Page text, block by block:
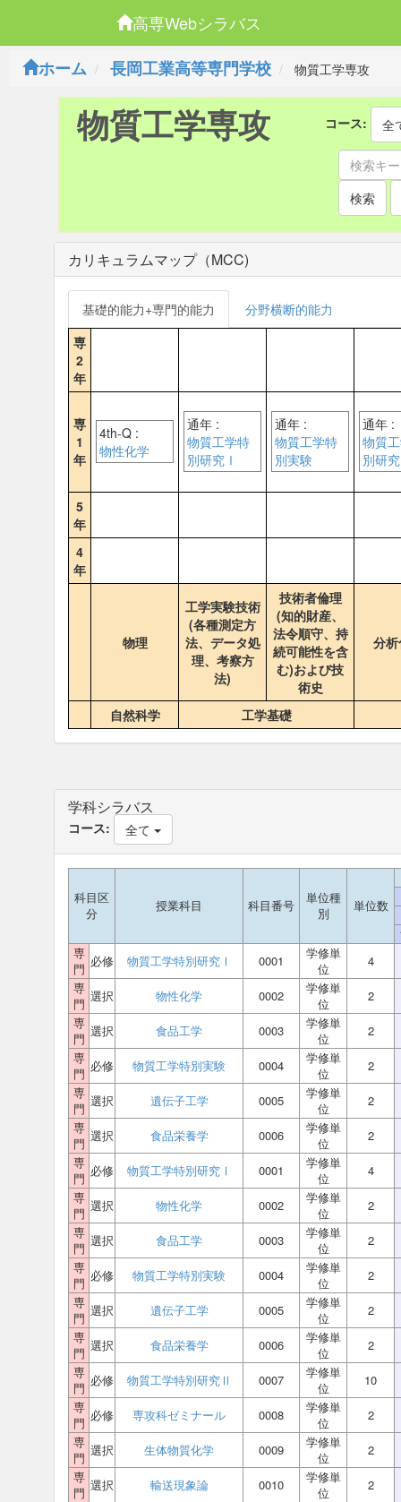
高専Webシラバス
ホーム
長岡工業高等専門学校 物質工学専攻
物質工学専攻 コース: 全
検索
カリキュラムマップ（MCC)
基礎的能力+専門的能力
分野横断的能力
専
2
年
専
1
年
4th-Q :
物性化学
通年 :
物質工学特
別研究Ⅰ
通年 :
物質工学特
別実験
通年 :
物質
別研
5
年
4
年
物理
工学実験技術
(各種測定方
法、データ処
理、考察方
法)
技術者倫理
(知的財産、
法令順守、持
続可能性を含
む)および技
術史
分
自然科学 工学基礎
学科シラバス
コース: 全て
科目区
分
授業科目 科目番号
単位種
別
単位数
専
門 必修 物質工学特別研究Ⅰ 0001
学修単
位
4
専
門 選択 物性化学 0002
学修単
位
2
専
門 選択 食品工学 0003
学修単
位
2
専
門 必修 物質工学特別実験 0004
学修単
位
2
専
門 選択 遺伝子工学 0005
学修単
位
2
専
門 選択 食品栄養学 0006
学修単
位
2
専
門 必修 物質工学特別研究Ⅰ 0001
学修単
位
4
専
門 選択 物性化学 0002
学修単
位
2
専
門 選択 食品工学 0003
学修単
位
2
専
門 必修 物質工学特別実験 0004
学修単
位
2
専
門 選択 遺伝子工学 0005
学修単
位
2
専
門 選択 食品栄養学 0006
学修単
位
2
専
門 必修 物質工学特別研究Ⅱ 0007
学修単
位
10
専
門 必修 専攻科ゼミナール 0008
学修単
位
2
専
門 選択 生体物質化学 0009
学修単
位
2
専
門 選択 輸送現象論 0010
学修単
位
2